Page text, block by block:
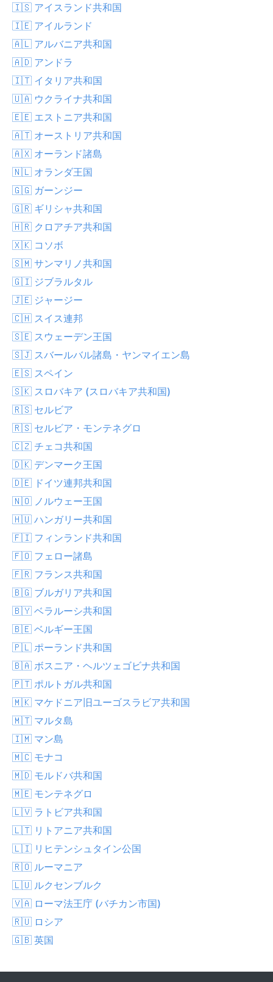
🇮🇸 アイスランド共和国
🇮🇪 アイルランド
🇦🇱 アルバニア共和国
🇦🇩 アンドラ
🇮🇹 イタリア共和国
🇺🇦 ウクライナ共和国
🇪🇪 エストニア共和国
🇦🇹 オーストリア共和国
🇦🇽 オーランド諸島
🇳🇱 オランダ王国
🇬🇬 ガーンジー
🇬🇷 ギリシャ共和国
🇭🇷 クロアチア共和国
🇽🇰 コソボ
🇸🇲 サンマリノ共和国
🇬🇮 ジブラルタル
🇯🇪 ジャージー
🇨🇭 スイス連邦
🇸🇪 スウェーデン王国
🇸🇯 スバールバル諸島・ヤンマイエン島
🇪🇸 スペイン
🇸🇰 スロバキア (スロバキア共和国)
🇷🇸 セルビア
🇷🇸 セルビア・モンテネグロ
🇨🇿 チェコ共和国
🇩🇰 デンマーク王国
🇩🇪 ドイツ連邦共和国
🇳🇴 ノルウェー王国
🇭🇺 ハンガリー共和国
🇫🇮 フィンランド共和国
🇫🇴 フェロー諸島
🇫🇷 フランス共和国
🇧🇬 ブルガリア共和国
🇧🇾 ベラルーシ共和国
🇧🇪 ベルギー王国
🇵🇱 ポーランド共和国
🇧🇦 ボスニア・ヘルツェゴビナ共和国
🇵🇹 ポルトガル共和国
🇲🇰 マケドニア旧ユーゴスラビア共和国
🇲🇹 マルタ島
🇮🇲 マン島
🇲🇨 モナコ
🇲🇩 モルドバ共和国
🇲🇪 モンテネグロ
🇱🇻 ラトビア共和国
🇱🇹 リトアニア共和国
🇱🇮 リヒテンシュタイン公国
🇷🇴 ルーマニア
🇱🇺 ルクセンブルク
🇻🇦 ローマ法王庁 (バチカン市国)
🇷🇺 ロシア
🇬🇧 英国